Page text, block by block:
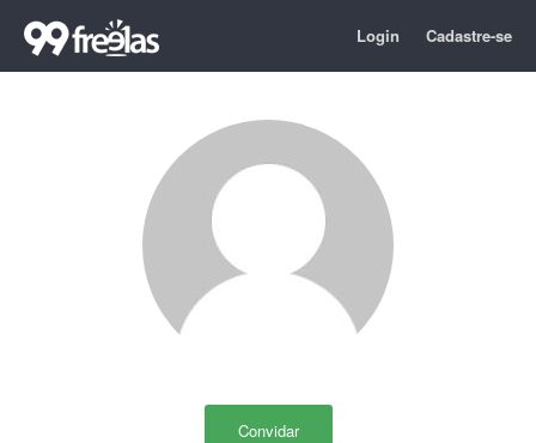
Login Cadastre-se
Convidar